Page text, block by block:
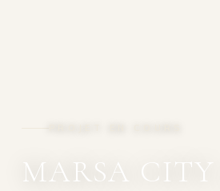
MARSA CITY 2